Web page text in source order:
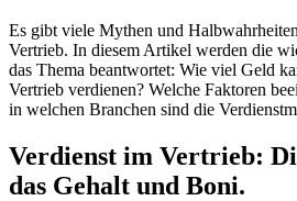
Es gibt viele Mythen und
Vertrieb. In diesem Artikel werden die
das Thema beantwortet: Wie viel Geld
Vertrieb verdienen? Welche Faktoren
in welchen Branchen sind die
Verdienst im Vertrieb:
das Gehalt und Boni.